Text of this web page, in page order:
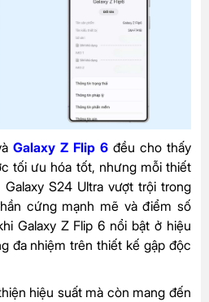
Galaxy Z Flip 6 đều cho thấy
tối ưu hóa tốt, nhưng mỗi thiết
S24 Ultra vượt trội trong
cứng mạnh mẽ và điểm số
Galaxy Z Flip 6 nổi bật ở hiệu
đa nhiệm trên thiết kế gập độc
hiệu suất mà còn mang đến